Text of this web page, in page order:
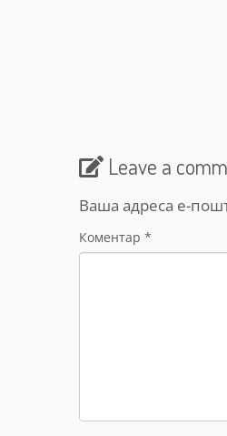
Leave a
Ваша адреса е-
Коментар *